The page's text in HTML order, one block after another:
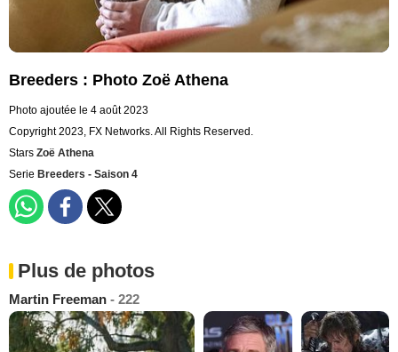
Breeders : Photo Zoë Athena
Photo ajoutée le 4 août 2023
Copyright 2023, FX Networks. All Rights Reserved.
Stars Zoë Athena
Serie Breeders - Saison 4
Plus de photos
Martin Freeman - 222